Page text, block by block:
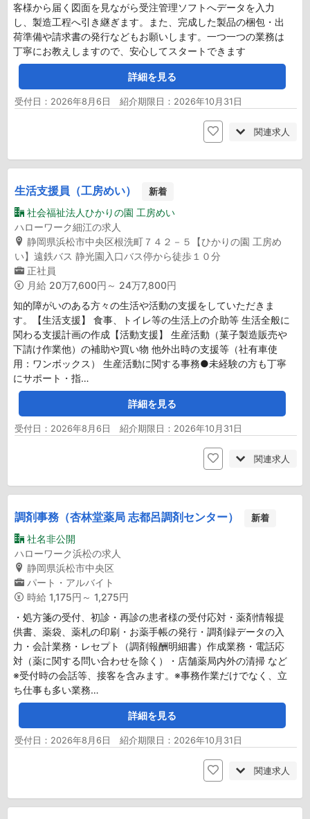
客様から届く図面を見ながら受注管理ソフトへデータを入力
し、製造工程へ引き継ぎます。また、完成した製品の梱包・出
荷準備や請求書の発行などもお願いします。一つ一つの業務は
丁寧にお教えしますので、安心してスタートできます
詳細を見る
受付日：2026年8月6日 紹介期限日：2026年10月31日
関連求人
生活支援員（工房めい） 新着
社会福祉法人ひかりの園 工房めい
ハローワーク細江の求人
静岡県浜松市中央区根洗町７４２－５【ひかりの園 工房め
い】遠鉄バス 静光園入口バス停から徒歩１０分
正社員
月給 20万7,600円～ 24万7,800円
知的障がいのある方々の生活や活動の支援をしていただきま
す。【生活支援】 食事、トイレ等の生活上の介助等 生活全般に
関わる支援計画の作成【活動支援】 生産活動（菓子製造販売や
下請け作業他）の補助や買い物 他外出時の支援等（社有車使
用：ワンボックス） 生産活動に関する事務●未経験の方も丁寧
にサポート・指…
詳細を見る
受付日：2026年8月6日 紹介期限日：2026年10月31日
関連求人
調剤事務（杏林堂薬局 志都呂調剤センター） 新着
社名非公開
ハローワーク浜松の求人
静岡県浜松市中央区
パート・アルバイト
時給 1,175円～ 1,275円
・処方箋の受付、初診・再診の患者様の受付応対・薬剤情報提
供書、薬袋、薬札の印刷・お薬手帳の発行・調剤録データの入
力・会計業務・レセプト（調剤報酬明細書）作成業務・電話応
対（薬に関する問い合わせを除く）・店舗薬局内外の清掃 など
※受付時の会話等、接客を含みます。※事務作業だけでなく、立
ち仕事も多い業務…
詳細を見る
受付日：2026年8月6日 紹介期限日：2026年10月31日
関連求人